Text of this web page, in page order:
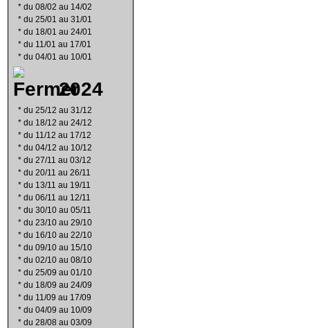
* du 08/02 au 14/02
* du 25/01 au 31/01
* du 18/01 au 24/01
* du 11/01 au 17/01
* du 04/01 au 10/01
2024
* du 25/12 au 31/12
* du 18/12 au 24/12
* du 11/12 au 17/12
* du 04/12 au 10/12
* du 27/11 au 03/12
* du 20/11 au 26/11
* du 13/11 au 19/11
* du 06/11 au 12/11
* du 30/10 au 05/11
* du 23/10 au 29/10
* du 16/10 au 22/10
* du 09/10 au 15/10
* du 02/10 au 08/10
* du 25/09 au 01/10
* du 18/09 au 24/09
* du 11/09 au 17/09
* du 04/09 au 10/09
* du 28/08 au 03/09